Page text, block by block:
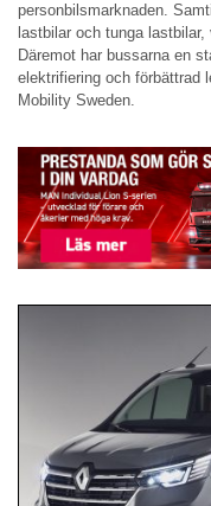
personbilsmarknaden.
lastbilar och tunga
Däremot har bussarna en
elektrifiering och förbättrad
Mobility Sweden.